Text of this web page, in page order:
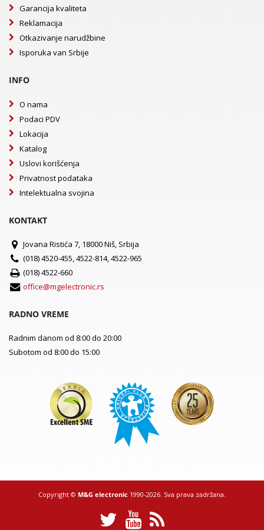
Garancija kvaliteta
Reklamacija
Otkazivanje narudžbine
Isporuka van Srbije
INFO
O nama
Podaci PDV
Lokacija
Katalog
Uslovi korišćenja
Privatnost podataka
Intelektualna svojina
KONTAKT
Jovana Ristića 7, 18000 Niš, Srbija
(018) 4520-455, 4522-814, 4522-965
(018) 4522-660
office@mgelectronic.rs
RADNO VREME
Radnim danom od 8:00 do 20:00
Subotom od 8:00 do 15:00
Copyright © M&G electronic 1990-2026. Sva prava zadržana.